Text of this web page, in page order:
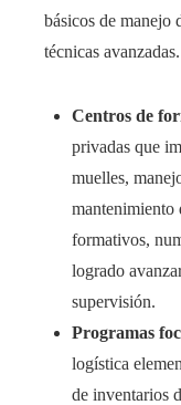
básicos de manejo
técnicas
Centros de
privadas que
muelles,
mantenimiento
formativos,
logrado
supervisión.
Programas
logística
de inventarios